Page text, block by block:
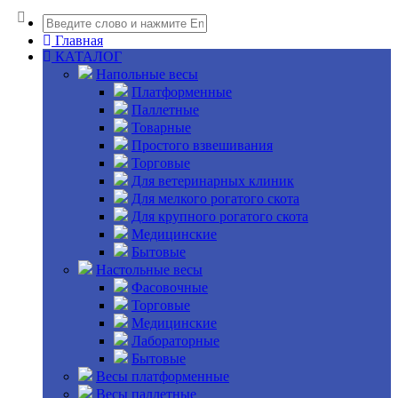
Главная
КАТАЛОГ
Напольные весы
Платформенные
Паллетные
Товарные
Простого взвешивания
Торговые
Для ветеринарных клиник
Для мелкого рогатого скота
Для крупного рогатого скота
Медицинские
Бытовые
Настольные весы
Фасовочные
Торговые
Медицинские
Лабораторные
Бытовые
Весы платформенные
Весы паллетные